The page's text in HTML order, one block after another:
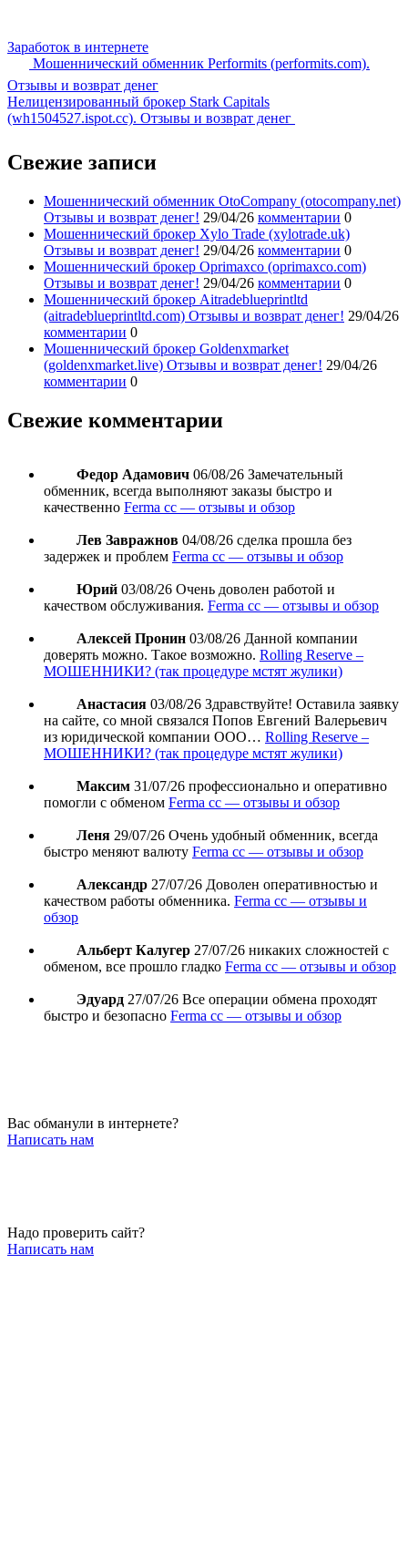
Заработок в интернете
Мошеннический обменник Performits (performits.com).
Отзывы и возврат денег
Нелицензированный брокер Stark Capitals
(wh1504527.ispot.cc). Отзывы и возврат денег
Свежие записи
Мошеннический обменник OtoCompany (otocompany.net)
Отзывы и возврат денег! 29/04/26 комментарии 0
Мошеннический брокер Xylo Trade (xylotrade.uk)
Отзывы и возврат денег! 29/04/26 комментарии 0
Мошеннический брокер Oprimaxco (oprimaxco.com)
Отзывы и возврат денег! 29/04/26 комментарии 0
Мошеннический брокер Aitradeblueprintltd
(aitradeblueprintltd.com) Отзывы и возврат денег! 29/04/26
комментарии 0
Мошеннический брокер Goldenxmarket
(goldenxmarket.live) Отзывы и возврат денег! 29/04/26
комментарии 0
Свежие комментарии
Федор Адамович 06/08/26 Замечательный
обменник, всегда выполняют заказы быстро и
качественно Ferma cc — отзывы и обзор
Лев Завражнов 04/08/26 сделка прошла без
задержек и проблем Ferma cc — отзывы и обзор
Юрий 03/08/26 Очень доволен работой и
качеством обслуживания. Ferma cc — отзывы и обзор
Алексей Пронин 03/08/26 Данной компании
доверять можно. Такое возможно. Rolling Reserve –
МОШЕННИКИ? (так процедуре мстят жулики)
Анастасия 03/08/26 Здравствуйте! Оставила заявку
на сайте, со мной связался Попов Евгений Валерьевич
из юридической компании ООО… Rolling Reserve –
МОШЕННИКИ? (так процедуре мстят жулики)
Максим 31/07/26 профессионально и оперативно
помогли с обменом Ferma cc — отзывы и обзор
Леня 29/07/26 Очень удобный обменник, всегда
быстро меняют валюту Ferma cc — отзывы и обзор
Александр 27/07/26 Доволен оперативностью и
качеством работы обменника. Ferma cc — отзывы и
обзор
Альберт Калугер 27/07/26 никаких сложностей с
обменом, все прошло гладко Ferma cc — отзывы и обзор
Эдуард 27/07/26 Все операции обмена проходят
быстро и безопасно Ferma cc — отзывы и обзор
Вас обманули в интернете?
Написать нам
Надо проверить сайт?
Написать нам